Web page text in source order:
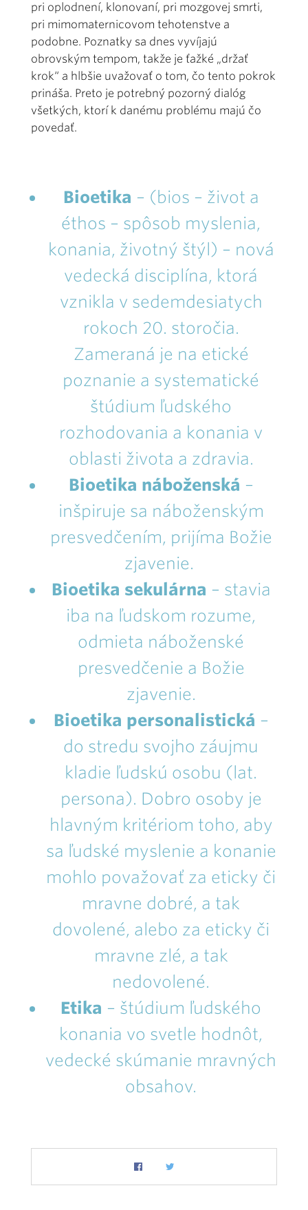
pri oplodnení, klonovaní, pri mozgovej smrti,
pri mimomaternicovom tehotenstve a
podobne. Poznatky sa dnes vyvíjajú
obrovským tempom, takže je ťažké „držať
krok“ a hlbšie uvažovať o tom, čo tento pokrok
prináša. Preto je potrebný pozorný dialóg
všetkých, ktorí k danému problému majú čo
povedať.
Bioetika – (bios – život a
éthos – spôsob myslenia,
konania, životný štýl) – nová
vedecká disciplína, ktorá
vznikla v sedemdesiatych
rokoch 20. storočia.
Zameraná je na etické
poznanie a systematické
štúdium ľudského
rozhodovania a konania v
oblasti života a zdravia.
Bioetika náboženská –
inšpiruje sa náboženským
presvedčením, prijíma Božie
zjavenie.
Bioetika sekulárna – stavia
iba na ľudskom rozume,
odmieta náboženské
presvedčenie a Božie
zjavenie.
Bioetika personalistická –
do stredu svojho záujmu
kladie ľudskú osobu (lat.
persona). Dobro osoby je
hlavným kritériom toho, aby
sa ľudské myslenie a konanie
mohlo považovať za eticky či
mravne dobré, a tak
dovolené, alebo za eticky či
mravne zlé, a tak
nedovolené.
Etika – štúdium ľudského
konania vo svetle hodnôt,
vedecké skúmanie mravných
obsahov.